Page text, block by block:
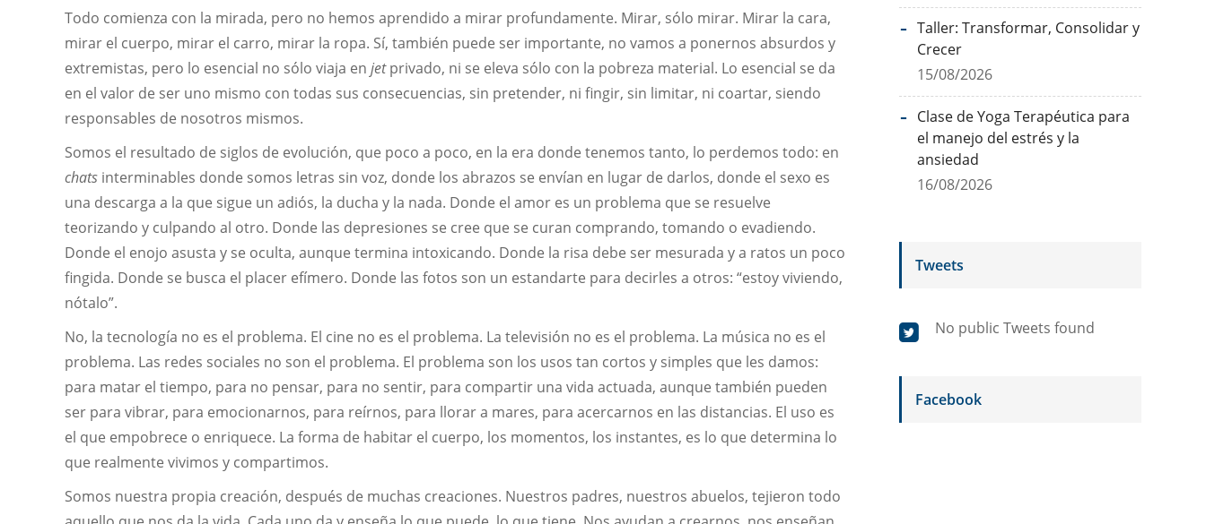
Todo comienza con la mirada, pero no hemos aprendido a mirar profundamente. Mirar, sólo mirar. Mirar la cara,
mirar el cuerpo, mirar el carro, mirar la ropa. Sí, también puede ser importante, no vamos a ponernos absurdos y
extremistas, pero lo esencial no sólo viaja en jetprivado, ni se eleva sólo con la pobreza material. Lo esencial se da
en el valor de ser uno mismo con todas sus consecuencias, sin pretender, ni fingir, sin limitar, ni coartar, siendo
responsables de nosotros mismos.
Somos el resultado de siglos de evolución, que poco a poco, en la era donde tenemos tanto, lo perdemos todo: en
chats interminables donde somos letras sin voz, donde los abrazos se envían en lugar de darlos, donde el sexo es
una descarga a la que sigue un adiós, la ducha y la nada. Donde el amor es un problema que se resuelve
teorizando y culpando al otro. Donde las depresiones se cree que se curan comprando, tomando o evadiendo.
Donde el enojo asusta y se oculta, aunque termina intoxicando. Donde la risa debe ser mesurada y a ratos un poco
fingida. Donde se busca el placer efímero. Donde las fotos son un estandarte para decirles a otros: “estoy viviendo,
nótalo”.
No, la tecnología no es el problema. El cine no es el problema. La televisión no es el problema. La música no es el
problema. Las redes sociales no son el problema. El problema son los usos tan cortos y simples que les damos:
para matar el tiempo, para no pensar, para no sentir, para compartir una vida actuada, aunque también pueden
ser para vibrar, para emocionarnos, para reírnos, para llorar a mares, para acercarnos en las distancias. El uso es
el que empobrece o enriquece. La forma de habitar el cuerpo, los momentos, los instantes, es lo que determina lo
que realmente vivimos y compartimos.
Somos nuestra propia creación, después de muchas creaciones. Nuestros padres, nuestros abuelos, tejieron todo
Taller: Transformar, Consolidar y
Crecer
15/08/2026
Clase de Yoga Terapéutica para
el manejo del estrés y la
ansiedad
16/08/2026
Tweets
No public Tweets found
Facebook